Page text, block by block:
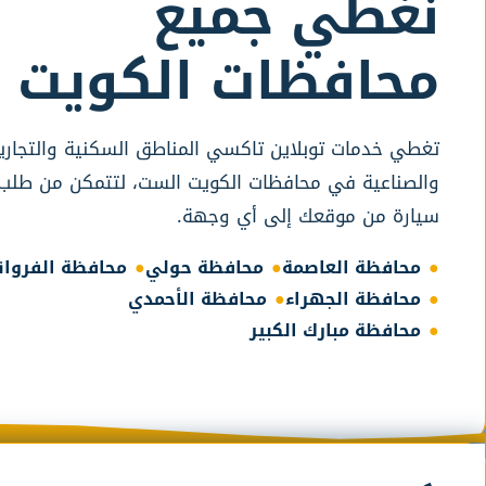
محافظات الكويت
تغطي خدمات توبلاين تاكسي المناطق السكنية
والصناعية في محافظات الكويت الست، لتتمكن من
سيارة من موقعك إلى أي وجهة.
محافظة العاصمة محافظة حولي محافظة
محافظة الجهراء محافظة الأحمدي
محافظة مبارك الكبير